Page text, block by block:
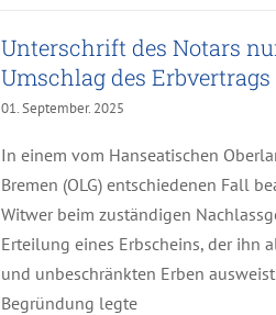
Unterschrift des Notars
Umschlag des Erbvertrags
01. September. 2025
In einem vom Hanseatischen
Bremen (OLG) entschiedenen Fall
Witwer beim zuständigen
Erteilung eines Erbscheins, der ihn
und unbeschränkten Erben
Begründung legte